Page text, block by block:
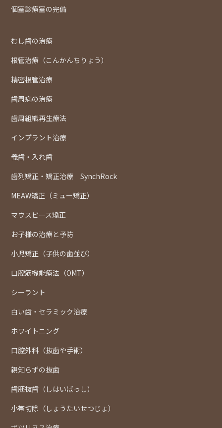
個室診療室の完備
むし歯の治療
根管治療（こんかんちりょう）
精密根管治療
歯周病の治療
歯周組織再生療法
インプラント治療
義歯・入れ歯
歯列矯正・矯正治療 SynchRock
MEAW矯正（ミュー矯正）
マウスピース矯正
お子様の治療と予防
小児矯正（子供の歯並び）
口腔筋機能療法（OMT）
シーラント
白い歯・セラミック治療
ホワイトニング
口腔外科（抜歯や手術）
親知らずの抜歯
歯胚抜歯（しはいばっし）
小帯切除（しょうたいせつじょ）